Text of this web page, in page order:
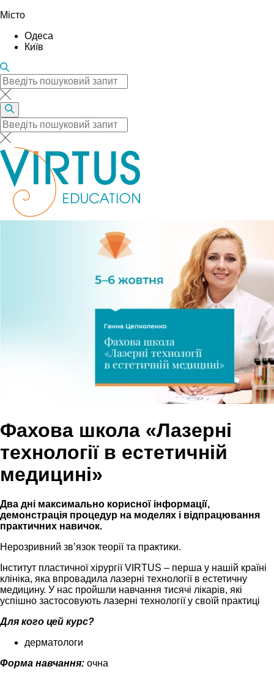
Місто
Одеса
Київ
Фахова школа «Лазерні
технології в естетичній
медицині»
Два дні максимально корисної інформації,
демонстрація процедур на моделях і відпрацювання
практичних навичок.
Нерозривний зв’язок теорії та практики.
Інститут пластичної хірургії VIRTUS – перша у нашій країні
клініка, яка впровадила лазерні технології в естетичну
медицину. У нас пройшли навчання тисячі лікарів, які
успішно застосовують лазерні технології у своїй практиці
Для кого цей курс?
дерматологи
Форма навчання: очна